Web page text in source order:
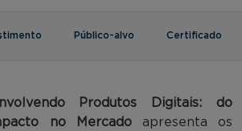
Público-alvo Certificado
Produtos Digitais: do
no Mercadoapresenta os